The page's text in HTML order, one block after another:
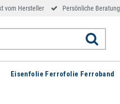
vom Hersteller Persönliche Beratung
Eisenfolie Ferrofolie Ferroband